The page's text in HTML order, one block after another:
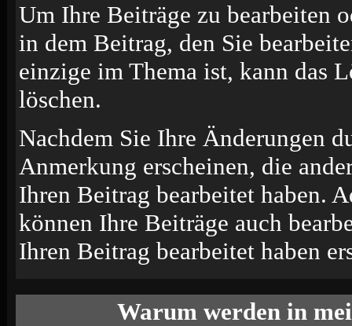
Um Ihre Beiträge zu bearbeiten
in dem Beitrag, den Sie
einzige im Thema ist, kann das
löschen.
Nachdem Sie Ihre Änderungen
Anmerkung erscheinen, die
Ihren Beitrag bearbeitet haben.
können Ihre Beiträge auch
Ihren Beitrag bearbeitet haben
Warum werden in